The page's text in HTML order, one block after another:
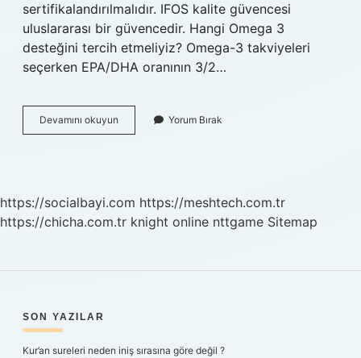
sertifikalandırılmalıdır. IFOS kalite güvencesi
uluslararası bir güvencedir. Hangi Omega 3
desteğini tercih etmeliyiz? Omega-3 takviyeleri
seçerken EPA/DHA oranının 3/2…
Devamını okuyun
3
Etmeliyiz
Yorum Bırak
https://socialbayi.com https://meshtech.com.tr
https://chicha.com.tr knight online nttgame Sitemap
SIDEBAR
SON YAZILAR
Kur’an sureleri neden iniş sırasına göre değil ?